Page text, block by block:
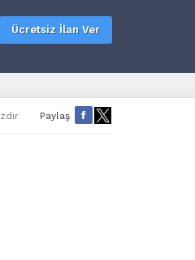
Ücretsiz İlan Ver
Paylaş